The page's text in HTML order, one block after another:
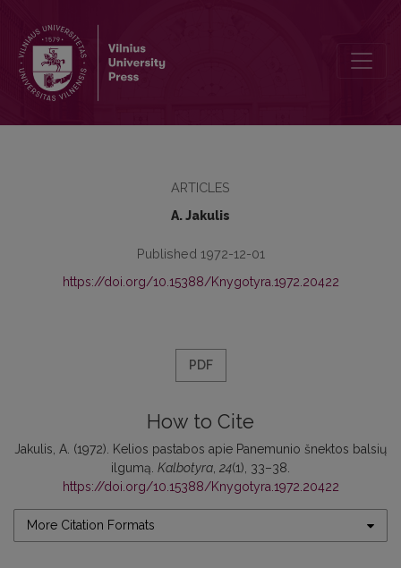
ARTICLES
A. Jakulis
Published 1972-12-01
https://doi.org/10.15388/Knygotyra.1972.20422
PDF
How to Cite
Jakulis, A. (1972). Kelios pastabos apie Panemunio šnektos balsių
ilgumą. Kalbotyra 24(1), 33–38.
https://doi.org/10.15388/Knygotyra.1972.20422
More Citation Formats